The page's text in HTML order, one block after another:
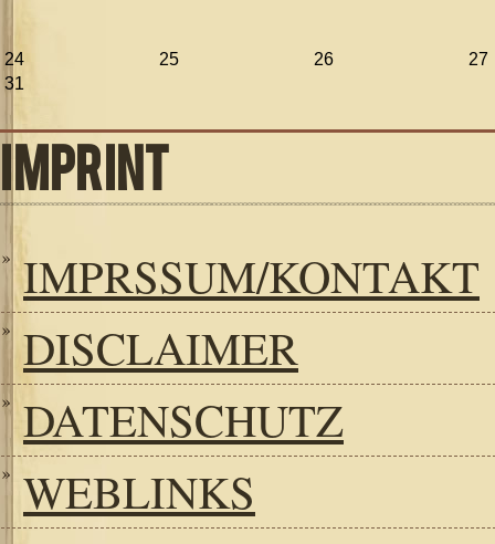
24 25 26
27
31
IMPRINT
IMPRSSUM/KONTAKT
DISCLAIMER
DATENSCHUTZ
WEBLINKS